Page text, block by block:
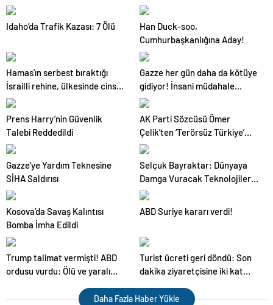
alınamadı
Idaho’da Trafik Kazası: 7 Ölü
Han Duck-soo,
Cumhurbaşkanlığına Aday!
Hamas’ın serbest bıraktığı
İsrailli rehine, ülkesinde cinsel
saldırıya uğradı
Gazze her gün daha da kötüye
gidiyor! İnsani müdahale
çöküşün eşiğinde
Prens Harry’nin Güvenlik
Talebi Reddedildi
AK Parti Sözcüsü Ömer
Çelik’ten ‘Terörsüz Türkiye’
açıklaması: Her aşamayı
Gazze’ye Yardım Teknesine
SİHA Saldırısı
Selçuk Bayraktar: Dünyaya
Damga Vuracak Teknolojiler
Geliştirme Gayretimiz Var
Kosova’da Savaş Kalıntısı
Bomba İmha Edildi
ABD Suriye kararı verdi!
Trump talimat vermişti! ABD
ordusu vurdu: Ölü ve yaralı
Turist ücreti geri döndü: Son
dakika ziyaretçisine iki kat
Daha Fazla Haber Yükle